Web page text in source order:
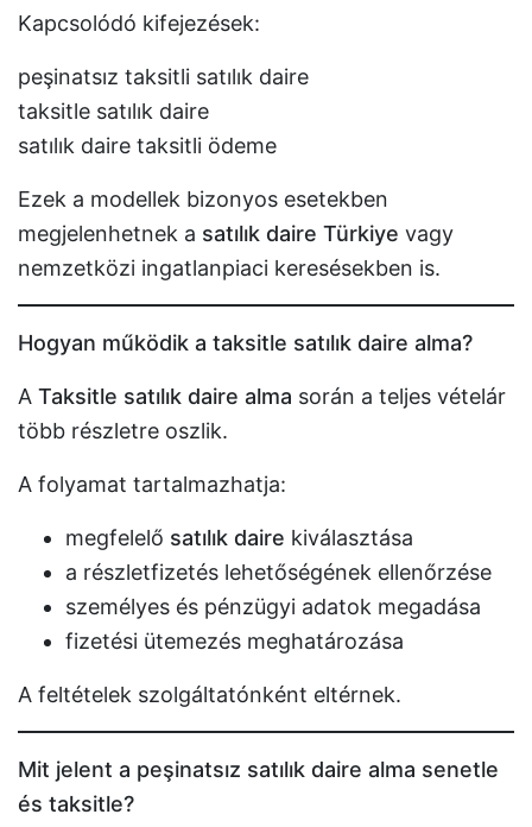
Kapcsolódó kifejezések:
peşinatsız taksitli satılık daire
taksitle satılık daire
satılık daire taksitli ödeme
Ezek a modellek bizonyos esetekben
megjelenhetnek a satılık daire Türkiye vagy
nemzetközi ingatlanpiaci keresésekben is.
Hogyan működik a taksitle satılık daire alma?
A Taksitle satılık daire alma során a teljes vételár
több részletre oszlik.
A folyamat tartalmazhatja:
megfelelő satılık daire kiválasztása
a részletfizetés lehetőségének ellenőrzése
személyes és pénzügyi adatok megadása
fizetési ütemezés meghatározása
A feltételek szolgáltatónként eltérnek.
Mit jelent a peşinatsız satılık daire alma senetle
és taksitle?